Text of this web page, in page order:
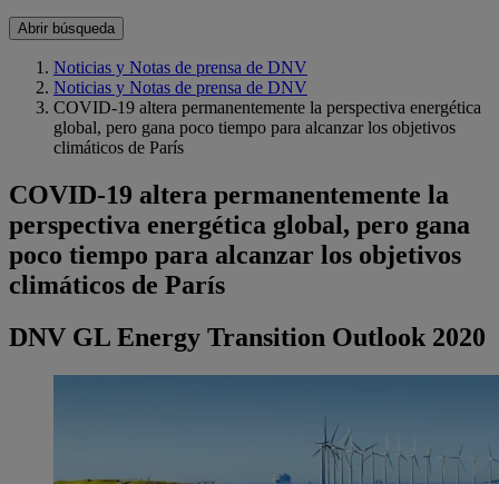
Abrir búsqueda
Noticias y Notas de prensa de DNV
Noticias y Notas de prensa de DNV
COVID-19 altera permanentemente la perspectiva energética
global, pero gana poco tiempo para alcanzar los objetivos
climáticos de París
COVID-19 altera permanentemente la
perspectiva energética global, pero gana
poco tiempo para alcanzar los objetivos
climáticos de París
DNV GL Energy Transition Outlook 2020